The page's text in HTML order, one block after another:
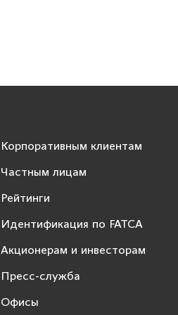
Корпоративным клиентам
Частным лицам
Рейтинги
Идентификация по FATCA
Акционерам и инвесторам
Пресс-служба
Офисы